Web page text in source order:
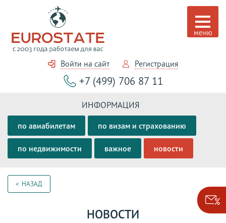
Войти на сайт Регистрация
+7 (499) 706 87 11
ИНФОРМАЦИЯ
по авиабилетам по визам и страхованию
по недвижимости важное новости
НАЗАД
НОВОСТИ